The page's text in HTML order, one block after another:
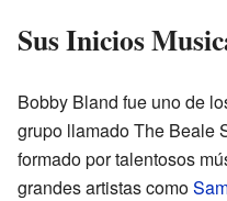
Sus Inicios
Bobby Bland fue uno de
grupo llamado The Beale
formado por talentosos
grandes artistas como